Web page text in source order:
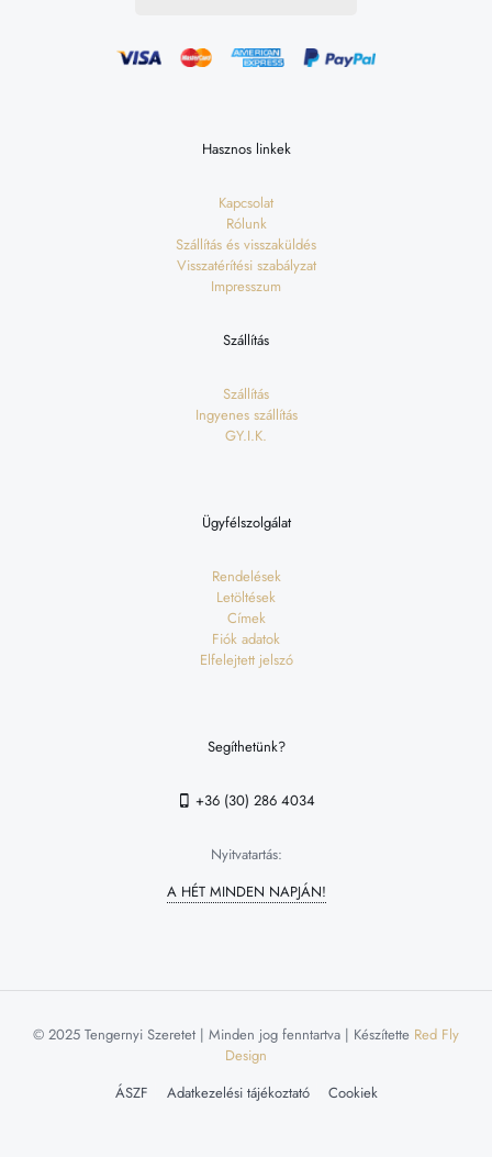
Hasznos linkek
Kapcsolat
Rólunk
Szállítás és visszaküldés
Visszatérítési szabályzat
Impresszum
Szállítás
Szállítás
Ingyenes szállítás
GY.I.K.
Ügyfélszolgálat
Rendelések
Letöltések
Címek
Fiók adatok
Elfelejtett jelszó
Segíthetünk?
+36 (30) 286 4034
Nyitvatartás:
A HÉT MINDEN NAPJÁN!
© 2025 Tengernyi Szeretet | Minden jog fenntartva | Készítette Red Fly
Design
ÁSZF
Adatkezelési tájékoztató Cookiek